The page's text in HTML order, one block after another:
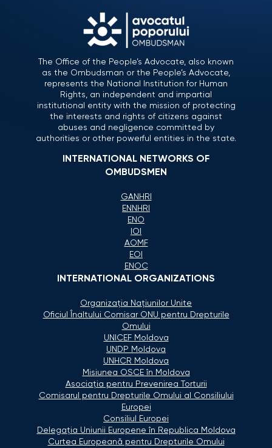
The Office of the People’s Advocate, also known
as the Ombudsman or the People’s Advocate,
represents the National Institution for Human
Rights, an independent and impartial
institutional entity with the mission of protecting
the interests and rights of citizens against
abuses and negligence committed by
authorities or other powerful entities in the state.
INTERNATIONAL NETWORKS OF
OMBUDSMEN
GANHRI
ENNHRI
ENO
IOI
AOMF
EOI
ENOC
INTERNATIONAL ORGANIZATIONS
Organizaţia Naţiunilor Unite
Oficiul Înaltului Comisar ONU pentru Drepturile
Omului
UNICEF Moldova
UNDP Moldova
UNHCR Moldova
Misiunea OSCE în Moldova
Asociaţia pentru Prevenirea Torturii
Comisarul pentru Drepturile Omului al Consiliului
Europei
Consiliul Europei
Delegaţia Uniunii Europene în Republica Moldova
Curtea Europeană pentru Drepturile Omului